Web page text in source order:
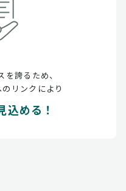
を誇るため、
リンクにより
込める！